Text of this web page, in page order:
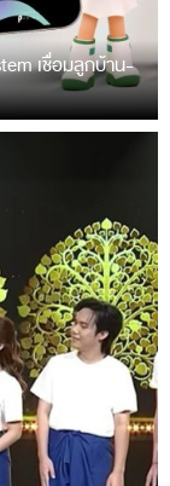
เชื่อมลูกบ้าน-